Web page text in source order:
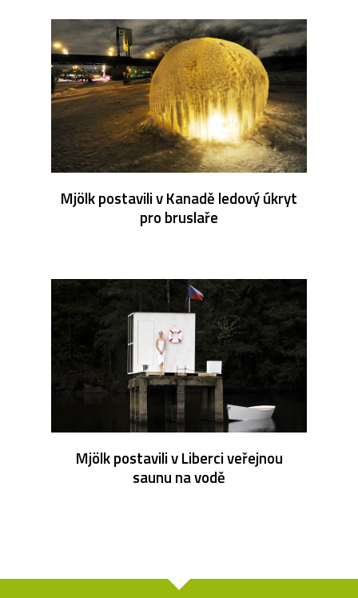
Mjölk postavili v Kanadě ledový úkryt
pro bruslaře
Mjölk postavili v Liberci veřejnou
saunu na vodě